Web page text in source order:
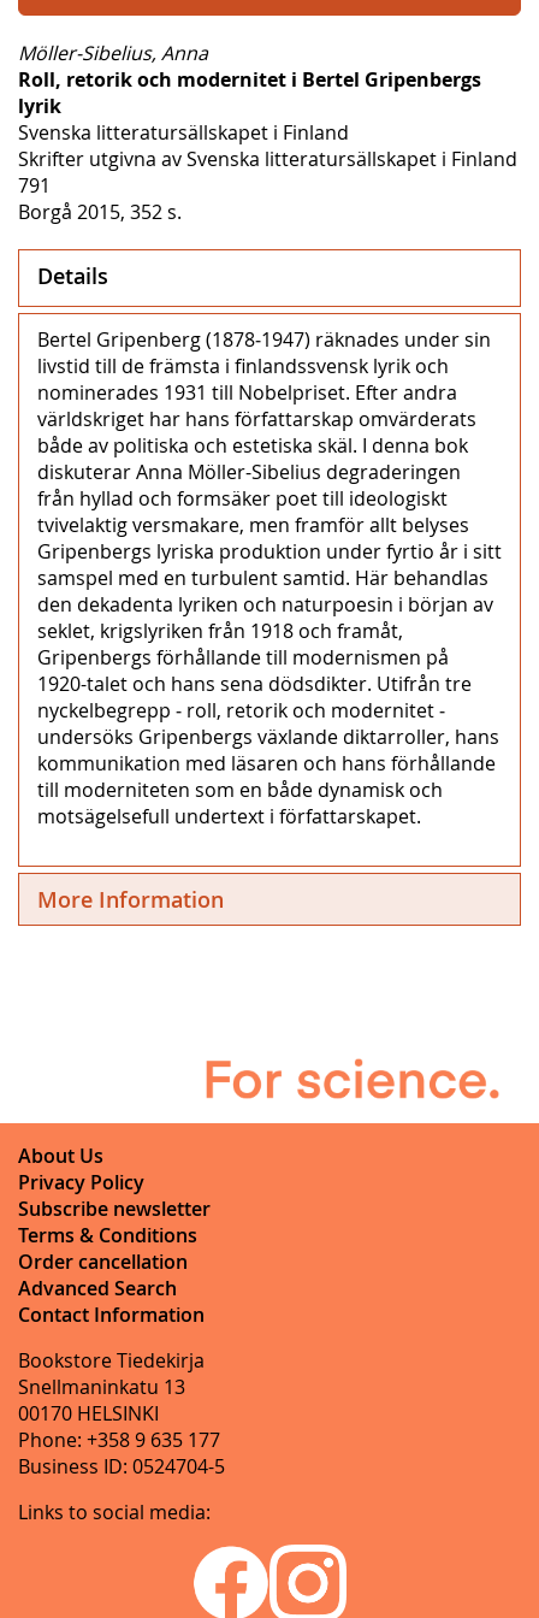
Möller-Sibelius, Anna
Roll, retorik och modernitet i Bertel Gripenbergs
lyrik
Svenska litteratursällskapet i Finland
Skrifter utgivna av Svenska litteratursällskapet i Finland
791
Borgå 2015, 352 s.
Details
Bertel Gripenberg (1878‒1947) räknades under sin
livstid till de främsta i finlandssvensk lyrik och
nominerades 1931 till Nobelpriset. Efter andra
världskriget har hans författarskap omvärderats
både av politiska och estetiska skäl. I denna bok
diskuterar Anna Möller-Sibelius degraderingen
från hyllad och formsäker poet till ideologiskt
tvivelaktig versmakare, men framför allt belyses
Gripenbergs lyriska produktion under fyrtio år i sitt
samspel med en turbulent samtid. Här behandlas
den dekadenta lyriken och naturpoesin i början av
seklet, krigslyriken från 1918 och framåt,
Gripenbergs förhållande till modernismen på
1920-talet och hans sena dödsdikter. Utifrån tre
nyckelbegrepp ‒ roll, retorik och modernitet ‒
undersöks Gripenbergs växlande diktarroller, hans
kommunikation med läsaren och hans förhållande
till moderniteten som en både dynamisk och
motsägelsefull undertext i författarskapet.
More Information
About Us
Privacy Policy
Subscribe newsletter
Terms & Conditions
Order cancellation
Advanced Search
Contact Information
Bookstore Tiedekirja
Snellmaninkatu 13
00170 HELSINKI
Phone: +358 9 635 177
Business ID: 0524704-5
Links to social media: